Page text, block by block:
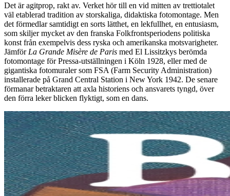
Det är agitprop, rakt av. Verket hör till en vid mitten av trettiotalet
väl etablerad tradition av storskaliga, didaktiska fotomontage. Men
det förmedlar samtidigt en sorts lätthet, en lekfullhet, en entusiasm,
som skiljer mycket av den franska Folkfrontsperiodens politiska
konst från exempelvis dess ryska och amerikanska motsvarigheter.
Jämför La Grande Misère de Paris med El Lissitzkys berömda
fotomontage för Pressa-utställningen i Köln 1928, eller med de
gigantiska fotomuraler som FSA (Farm Security Administration)
installerade på Grand Central Station i New York 1942. De senare
förmanar betraktaren att axla historiens och ansvarets tyngd, över
den förra leker blicken flyktigt, som en dans.